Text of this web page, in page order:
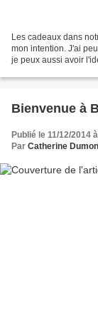
Les cadeaux dans
mon intention. J'ai
je peux aussi avoir
Bienvenue à
Publié le 11/12/2014
Par Catherine